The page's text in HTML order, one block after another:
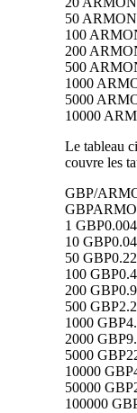
50 ARMON
100
200
500
1000
5000
10000
Le tableau
couvre les
GBP/
GBP
1 GBP
10 GBP
50 GBP
100 GBP
200 GBP
500 GBP
1000 GBP
2000 GBP
5000 GBP
10000 GBP
50000 GBP
100000